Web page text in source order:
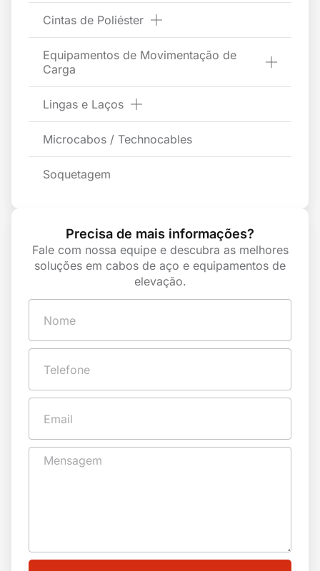
Cintas de Poliéster
Equipamentos de Movimentação de
Carga
Lingas e Laços
Microcabos / Technocables
Soquetagem
Precisa de mais informações?
Fale com nossa equipe e descubra as melhores
soluções em cabos de aço e equipamentos de
elevação.